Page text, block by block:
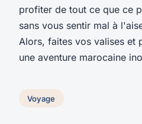
profiter de tout ce que ce
sans vous sentir mal à
Alors, faites vos valises et
une aventure marocaine
Voyage